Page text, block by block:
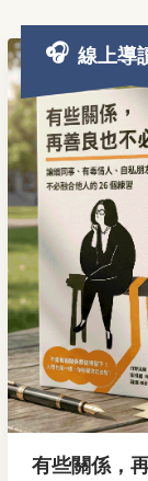
線上導
有些關係，